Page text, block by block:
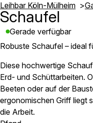
Leihbar Köln-Mülheim
Schaufel
Gerade verfügbar
Robuste Schaufel – ideal
Diese hochwertige
Erd- und Schüttarbeiten.
Beeten oder auf der
ergonomischen Griff liegt
die Arbeit.